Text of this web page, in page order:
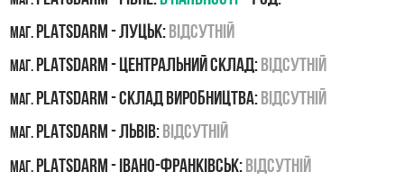
маг.PLATSDARM - Луцьк:Відсутній
маг.PLATSDARM - Центральний склад:Відсутній
маг.PLATSDARM - Склад виробництва:Відсутній
маг.PLATSDARM - Львів:Відсутній
маг.PLATSDARM - Івано-Франківськ:Відсутній